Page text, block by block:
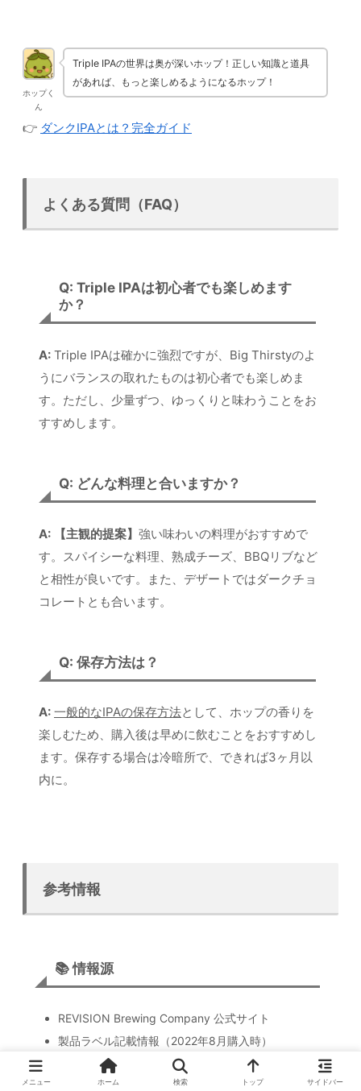
ホップく
ん
Triple IPAの世界は奥が深いホップ！正しい知識と道具
があれば、もっと楽しめるようになるホップ！
👉 ダンクIPAとは？完全ガイド
よくある質問（FAQ）
Q: Triple IPAは初心者でも楽しめます
か？
A: Triple IPAは確かに強烈ですが、Big Thirstyのよ
うにバランスの取れたものは初心者でも楽しめま
す。ただし、少量ずつ、ゆっくりと味わうことをお
すすめします。
Q: どんな料理と合いますか？
A: 【主観的提案】 強い味わいの料理がおすすめで
す。スパイシーな料理、熟成チーズ、BBQリブなど
と相性が良いです。また、デザートではダークチョ
コレートとも合います。
Q: 保存方法は？
A: 一般的なIPAの保存方法として、ホップの香りを
楽しむため、購入後は早めに飲むことをおすすめし
ます。保存する場合は冷暗所で、できれば3ヶ月以
内に。
参考情報
📚 情報源
REVISION Brewing Company 公式サイト
製品ラベル記載情報（2022年8月購入時）
Brewers Association スタイルガイドライン
筆者の試飲体験（2022年8月）
メニュー ホーム 検索 トップ サイドバー